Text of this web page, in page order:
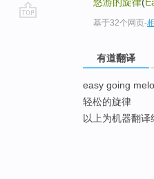
基于32个网页-
有道翻译
easy going
轻松的旋律
以上为机器翻